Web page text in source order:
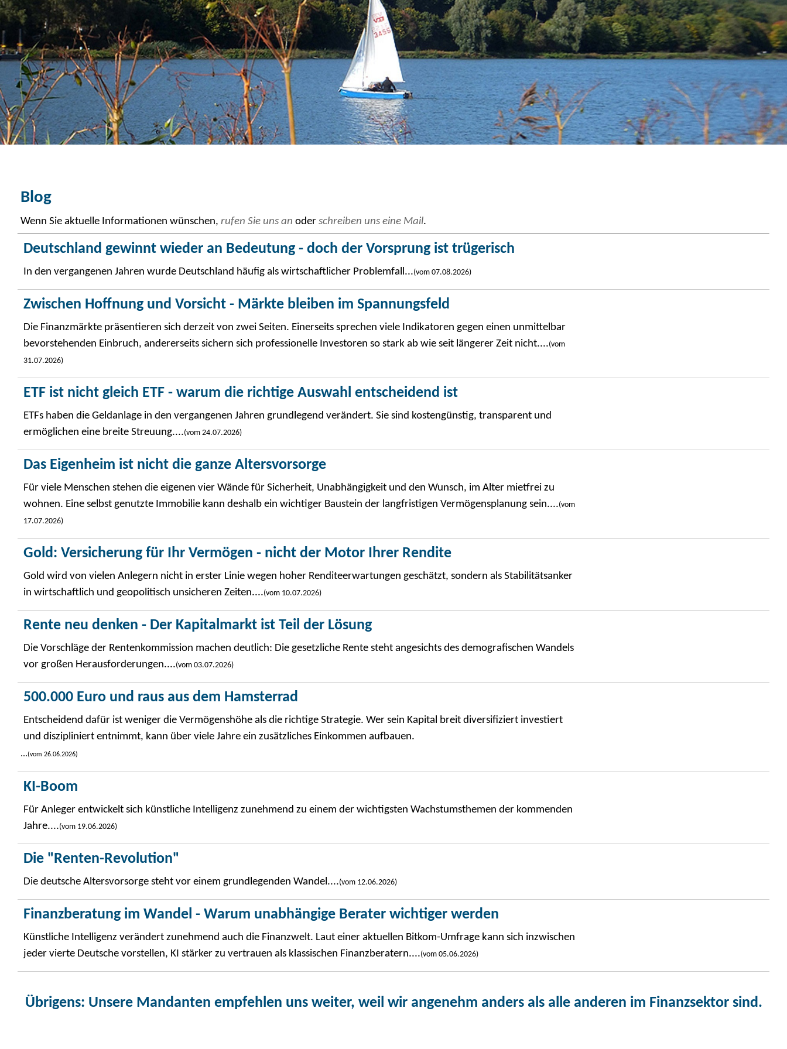
Blog
Wenn Sie aktuelle Informationen wünschen, rufen Sie uns an oder schreiben uns eine Mail.
Deutschland gewinnt wieder an Bedeutung - doch der Vorsprung ist trügerisch
In den vergangenen Jahren wurde Deutschland häufig als wirtschaftlicher Problemfall...(vom 07.08.2026)
Zwischen Hoffnung und Vorsicht - Märkte bleiben im Spannungsfeld
Die Finanzmärkte präsentieren sich derzeit von zwei Seiten. Einerseits sprechen viele Indikatoren gegen einen unmittelbar
bevorstehenden Einbruch, andererseits sichern sich professionelle Investoren so stark ab wie seit längerer Zeit nicht....(vom
31.07.2026)
ETF ist nicht gleich ETF - warum die richtige Auswahl entscheidend ist
ETFs haben die Geldanlage in den vergangenen Jahren grundlegend verändert. Sie sind kostengünstig, transparent und
ermöglichen eine breite Streuung....(vom 24.07.2026)
Das Eigenheim ist nicht die ganze Altersvorsorge
Für viele Menschen stehen die eigenen vier Wände für Sicherheit, Unabhängigkeit und den Wunsch, im Alter mietfrei zu
wohnen. Eine selbst genutzte Immobilie kann deshalb ein wichtiger Baustein der langfristigen Vermögensplanung sein....(vom
17.07.2026)
Gold: Versicherung für Ihr Vermögen - nicht der Motor Ihrer Rendite
Gold wird von vielen Anlegern nicht in erster Linie wegen hoher Renditeerwartungen geschätzt, sondern als Stabilitätsanker
in wirtschaftlich und geopolitisch unsicheren Zeiten....(vom 10.07.2026)
Rente neu denken - Der Kapitalmarkt ist Teil der Lösung
Die Vorschläge der Rentenkommission machen deutlich: Die gesetzliche Rente steht angesichts des demografischen Wandels
vor großen Herausforderungen....(vom 03.07.2026)
500.000 Euro und raus aus dem Hamsterrad
Entscheidend dafür ist weniger die Vermögenshöhe als die richtige Strategie. Wer sein Kapital breit diversifiziert investiert
und diszipliniert entnimmt, kann über viele Jahre ein zusätzliches Einkommen aufbauen.
...(vom 26.06.2026)
KI-Boom
Für Anleger entwickelt sich künstliche Intelligenz zunehmend zu einem der wichtigsten Wachstumsthemen der kommenden
Jahre....(vom 19.06.2026)
Die "Renten-Revolution"
Die deutsche Altersvorsorge steht vor einem grundlegenden Wandel....(vom 12.06.2026)
Finanzberatung im Wandel - Warum unabhängige Berater wichtiger werden
Künstliche Intelligenz verändert zunehmend auch die Finanzwelt. Laut einer aktuellen Bitkom-Umfrage kann sich inzwischen
jeder vierte Deutsche vorstellen, KI stärker zu vertrauen als klassischen Finanzberatern....(vom 05.06.2026)
Übrigens: Unsere Mandanten empfehlen uns weiter, weil wir angenehm anders als alle anderen im Finanzsektor sind.